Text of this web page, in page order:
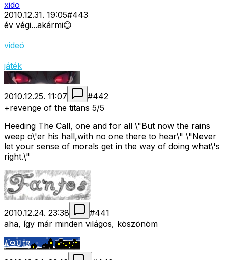
xido
2010.12.31. 19:05#443
év végi...akármi😊
videó
játék
2010.12.25. 11:07 #442
+revenge of the titans 5/5
Heeding The Call, one and for all \"But now the rains
weep o\'er his hall,with no one there to hear\" \"Never
let your sense of morals get in the way of doing what\'s
right.\"
2010.12.24. 23:38 #441
aha, így már minden világos, köszönöm